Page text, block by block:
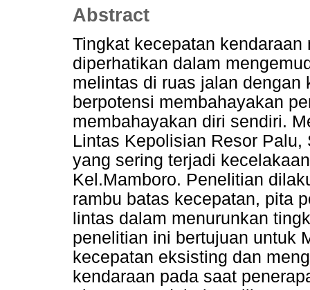
Abstract
Tingkat kecepatan
diperhatikan dalam
melintas di ruas jalan dengan
berpotensi membahayakan
membahayakan diri sendiri.
Lintas Kepolisian Resor
yang sering terjadi
Kel.Mamboro. Penelitian
rambu batas kecepatan, pita
lintas dalam menurunkan
penelitian ini bertujuan untuk
kecepatan eksisting dan
kendaraan pada saat